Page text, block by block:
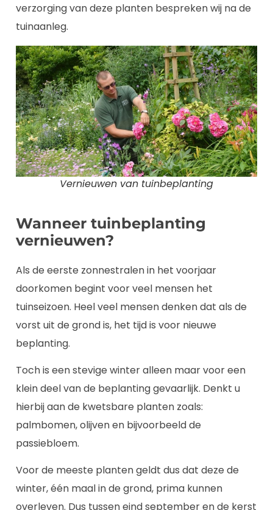
verzorging van deze planten bespreken wij na de
tuinaanleg.
Vernieuwen van tuinbeplanting
Wanneer tuinbeplanting
vernieuwen?
Als de eerste zonnestralen in het voorjaar
doorkomen begint voor veel mensen het
tuinseizoen. Heel veel mensen denken dat als de
vorst uit de grond is, het tijd is voor nieuwe
beplanting.
Toch is een stevige winter alleen maar voor een
klein deel van de beplanting gevaarlijk. Denkt u
hierbij aan de kwetsbare planten zoals:
palmbomen, olijven en bijvoorbeeld de
passiebloem.
Voor de meeste planten geldt dus dat deze de
winter, één maal in de grond, prima kunnen
overleven. Dus tussen eind september en de kerst